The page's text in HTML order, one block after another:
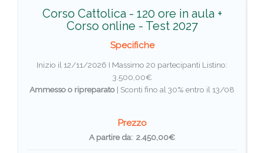
Corso Cattolica - 120 ore in aula +
Corso online - Test 2027
Specifiche
Inizio il 12/11/2026 I Massimo 20 partecipanti Listino:
3.500,00€
Ammesso o ripreparato | Sconti fino al 30% entro il 13/08
Prezzo
A partire da: 2.450,00€